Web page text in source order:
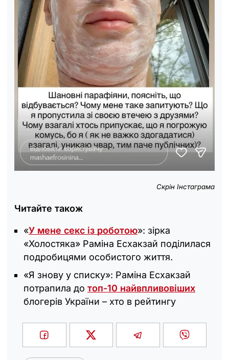
Скрін Інстаграма
Читайте також
«У мене секс із роботою»: зірка
«Холостяка» Раміна Есхакзай поділилася
подробицями особистого життя.
«Я знову у списку»: Раміна Есхакзай
потрапила до топ-10 найвпливовіших
блогерів України – хто в рейтингу